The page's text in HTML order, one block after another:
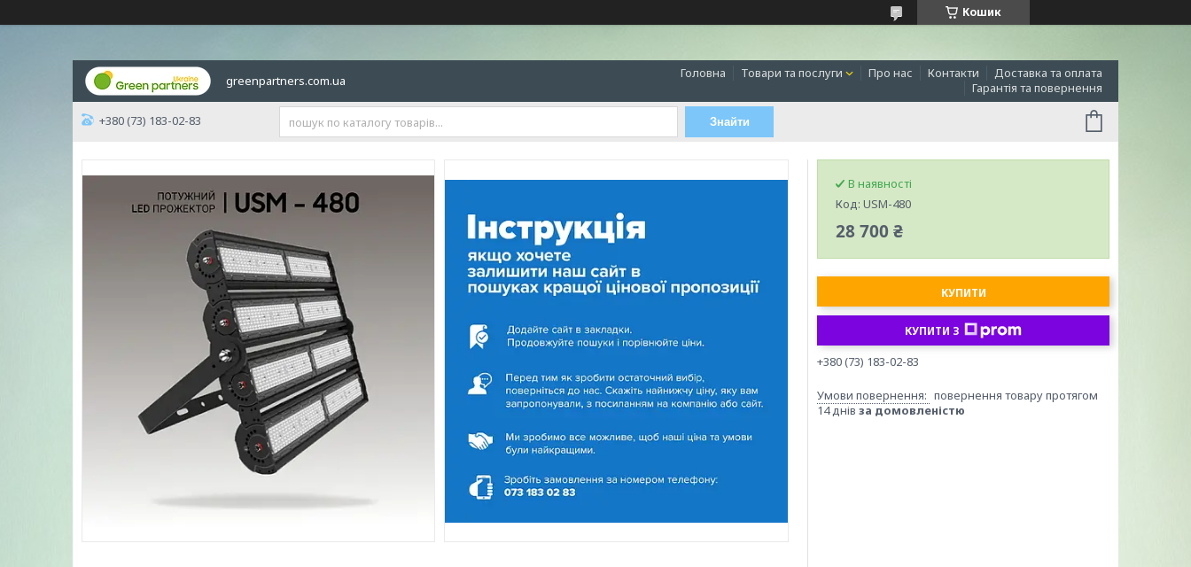
Кошик
greenpartners.com.ua Головна Товари та послуги Про нас Контакти
Доставка та оплата
Гарантія та повернення
+380 (73) 183-02-83 Знайти
В наявності
Код: USM-480
28 700 ₴
КУПИТИ
КУПИТИ З
+380 (73) 183-02-83
повернення товару протягом
14 днів за домовленістю